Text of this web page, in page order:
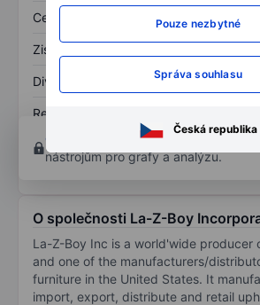
Pouze nezbytné
Správa souhlasu
Česká republika
Cena/tržby XXXXXXX
Zisk na akcii
Dividenda na akcii XXXXXXX
Rentabilita kapitálu
Otevřete si účeta získejte přístup k
nástrojům pro grafy a analýzu.
O společnosti La-Z-Boy
La-Z-Boy Inc is a world'wide producer
and one of the manufacturers/
furniture in the United States. It
import, export, distribute and retail